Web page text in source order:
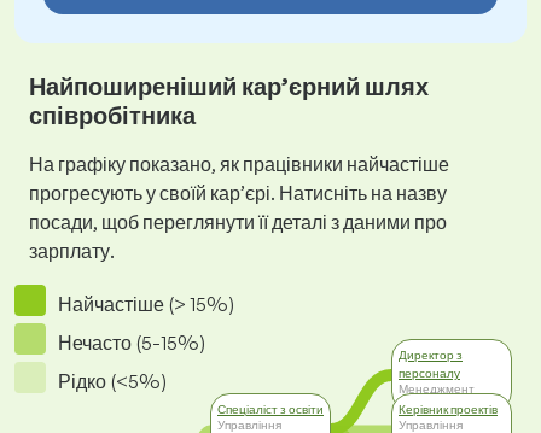
Найпоширеніший кар’єрний шлях
співробітника
На графіку показано, як працівники найчастіше
прогресують у своїй кар’єрі. Натисніть на назву
посади, щоб переглянути її деталі з даними про
зарплату.
Найчастіше (> 15%)
Нечасто (5-15%)
Рідко (<5%)
Спеціаліст з освіти
Управління
Директор з
персоналу
Менеджмент
Керівник проектів
Управління